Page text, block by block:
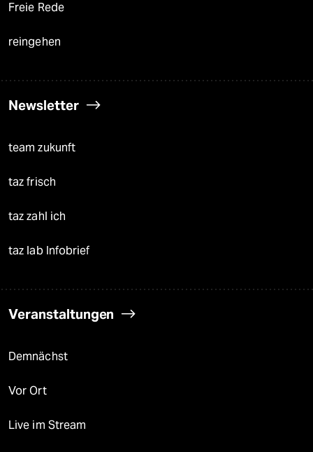
Freie Rede
reingehen
Newsletter
team zukunft
taz frisch
taz zahl ich
taz lab Infobrief
Veranstaltungen
Demnächst
Vor Ort
Live im Stream